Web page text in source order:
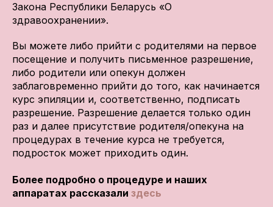
Закона Республики Беларусь «О
здравоохранении».
Вы можете либо прийти с родителями на первое
посещение и получить письменное разрешение,
либо родители или опекун должен
заблаговременно прийти до того, как начинается
курс эпиляции и, соответственно, подписать
разрешение. Разрешение делается только один
раз и далее присутствие родителя/опекуна на
процедурах в течение курса не требуется,
подросток может приходить один.
Более подробно о процедуре и наших
аппаратах рассказали здесь